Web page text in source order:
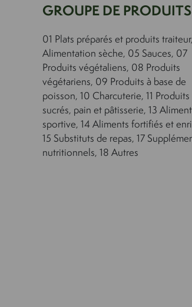
GROUPE DE PRODUITS
01 Plats préparés et produits
Alimentation sèche, 05 Sauces, 07
Produits végétaliens, 08 Produits
végétariens, 09 Produits à base de
poisson, 10 Charcuterie, 11 Produits
sucrés, pain et pâtisserie, 13
sportive, 14 Aliments fortifiés et
15 Substituts de repas, 17
nutritionnels, 18 Autres